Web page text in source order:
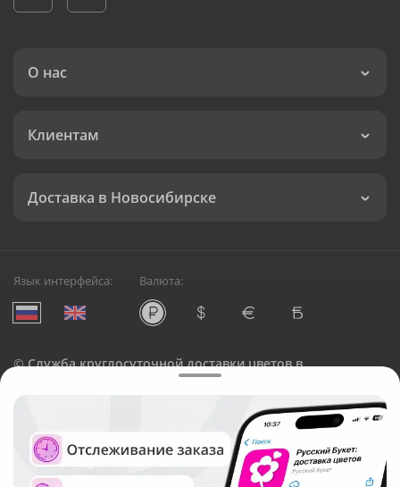
О нас
Клиентам
Доставка в Новосибирске
Язык интерфейса: Валюта:
©Служба круглосуточной доставки цветов в
Русский Букет, 2026
Общество с ограниченной ответственностью «Технология»
ОГРН: 1195476081745, ИНН: 5410081997
Юридический адрес: г. Новосибирск, ул. Ипподромская,